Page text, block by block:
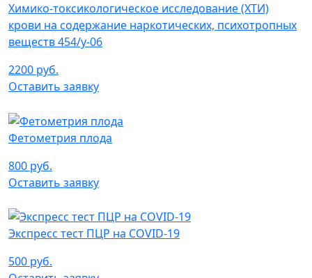
Химико-токсикологическое исследование (ХТИ)
крови на содержание наркотических, психотропных
веществ 454/у-06
2200 руб.
Оставить заявку
Фетометрия плода
800 руб.
Оставить заявку
Экспресс тест ПЦР на COVID-19
500 руб.